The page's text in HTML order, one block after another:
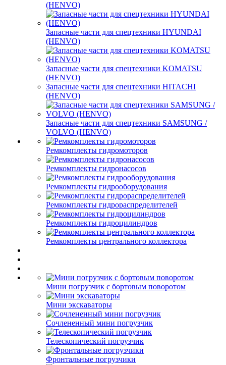
(HENVO)
Запасные части для спецтехники HYUNDAI
(HENVO)
Запасные части для спецтехники KOMATSU
(HENVO)
Запасные части для спецтехники HITACHI
(HENVO)
Запасные части для спецтехники SAMSUNG /
VOLVO (HENVO)
Ремкомплекты гидромоторов
Ремкомплекты гидронасосов
Ремкомплекты гидрооборудования
Ремкомплекты гидрораспределителей
Ремкомплекты гидроцилиндров
Ремкомплекты центрального коллектора
Мини погрузчик с бортовым поворотом
Мини экскаваторы
Сочлененный мини погрузчик
Телескопический погрузчик
Фронтальные погрузчики